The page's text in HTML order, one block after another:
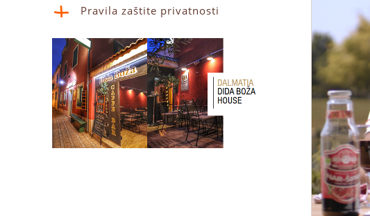
Pravila zaštite privatnosti